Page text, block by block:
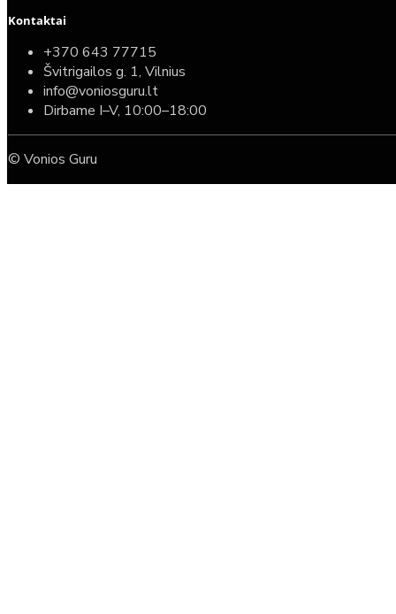
Kontaktai
+370 643 77715
Švitrigailos g. 1, Vilnius
info@voniosguru.lt
Dirbame I–V, 10:00–18:00
© Vonios Guru